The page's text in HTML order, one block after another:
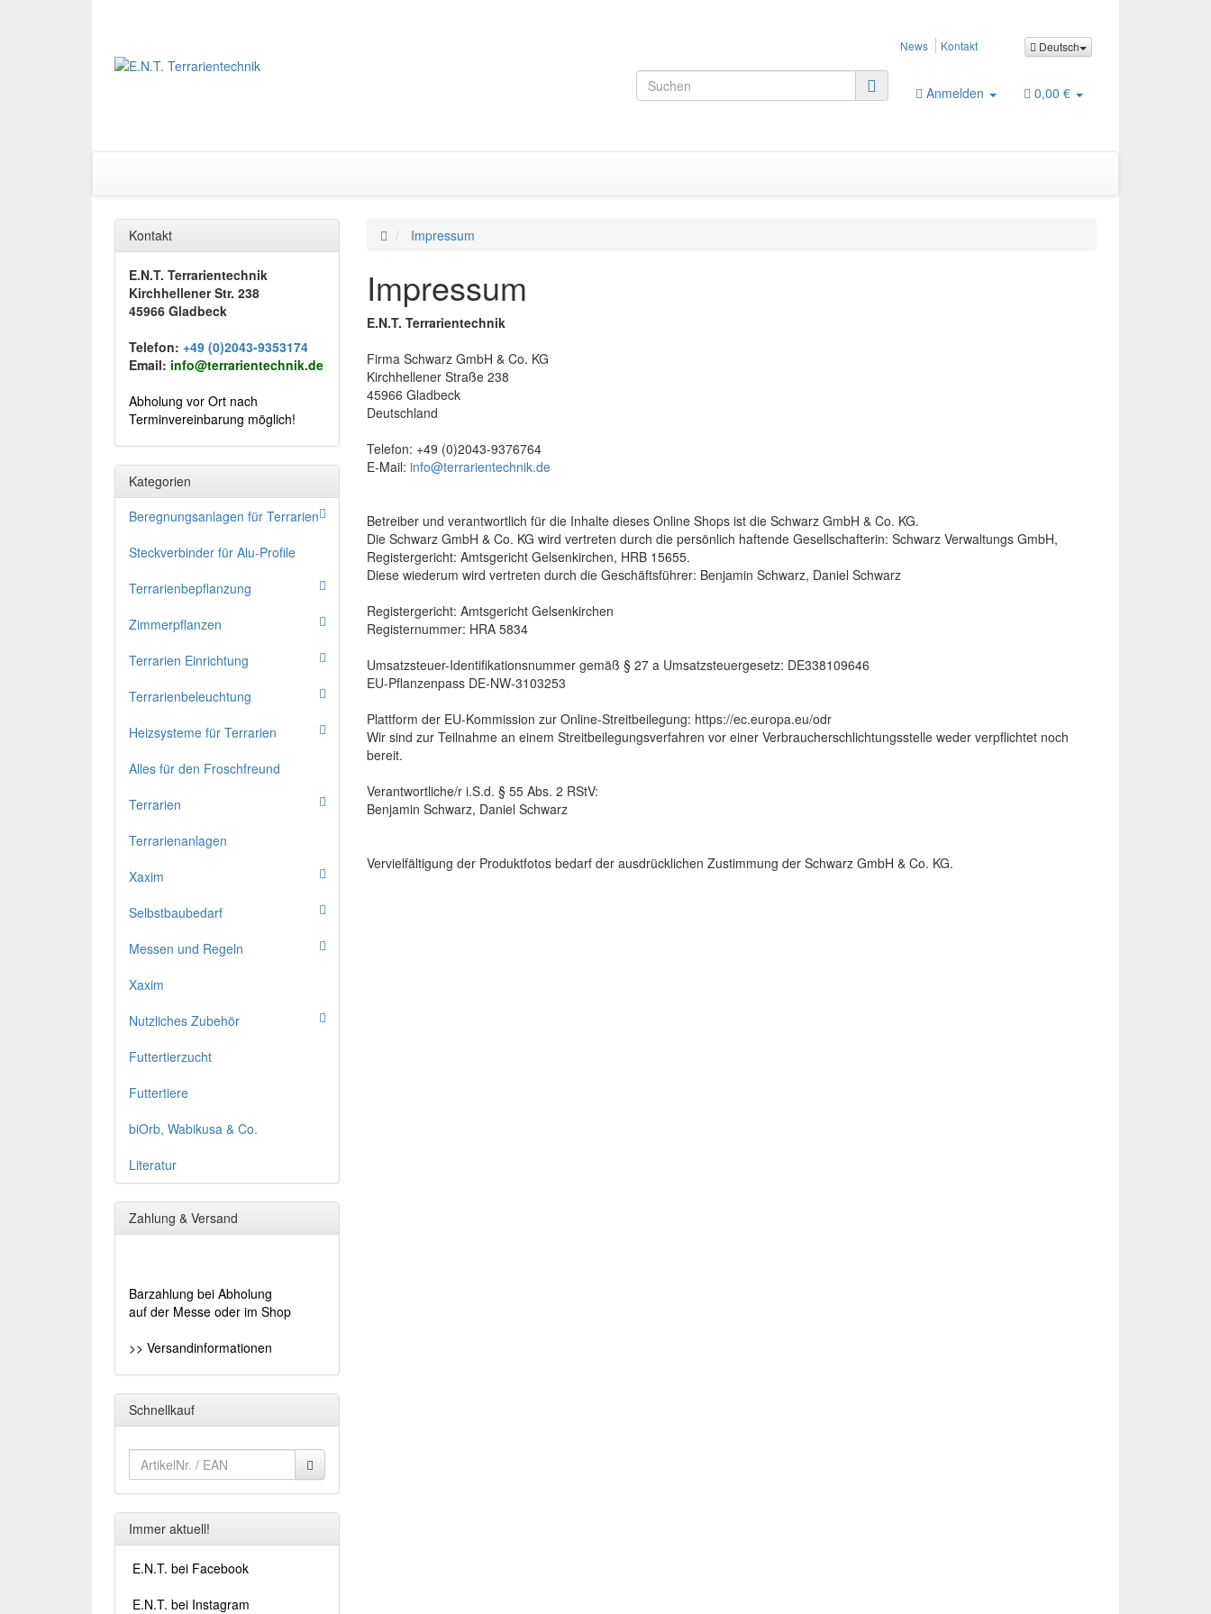
Deutsch
News Kontakt
Anmelden 0,00 €
Impressum
Impressum
E.N.T. Terrarientechnik
Firma Schwarz GmbH & Co. KG
Kirchhellener Straße 238
45966 Gladbeck
Deutschland
Telefon: +49 (0)2043-9376764
E-Mail: info@terrarientechnik.de
Betreiber und verantwortlich für die Inhalte dieses Online Shops ist die Schwarz GmbH & Co. KG.
Die Schwarz GmbH & Co. KG wird vertreten durch die persönlich haftende Gesellschafterin: Schwarz Verwaltungs GmbH,
Registergericht: Amtsgericht Gelsenkirchen, HRB 15655.
Diese wiederum wird vertreten durch die Geschäftsführer: Benjamin Schwarz, Daniel Schwarz
Registergericht: Amtsgericht Gelsenkirchen
Registernummer: HRA 5834
Umsatzsteuer-Identifikationsnummer gemäß § 27 a Umsatzsteuergesetz: DE338109646
EU-Pflanzenpass DE-NW-3103253
Plattform der EU-Kommission zur Online-Streitbeilegung: https://ec.europa.eu/odr
Wir sind zur Teilnahme an einem Streitbeilegungsverfahren vor einer Verbraucherschlichtungsstelle weder verpflichtet noch
bereit.
Verantwortliche/r i.S.d. § 55 Abs. 2 RStV:
Benjamin Schwarz, Daniel Schwarz
Vervielfältigung der Produktfotos bedarf der ausdrücklichen Zustimmung der Schwarz GmbH & Co. KG.
Kontakt
E.N.T. Terrarientechnik
Kirchhellener Str. 238
45966 Gladbeck
Telefon: +49 (0)2043-9353174
Email: info@terrarientechnik.de
Abholung vor Ort nach
Terminvereinbarung möglich!
Kategorien
Beregnungsanlagen für Terrarien
Steckverbinder für Alu-Profile
Terrarienbepflanzung
Zimmerpflanzen
Terrarien Einrichtung
Terrarienbeleuchtung
Heizsysteme für Terrarien
Alles für den Froschfreund
Terrarien
Terrarienanlagen
Xaxim
Selbstbaubedarf
Messen und Regeln
Xaxim
Nutzliches Zubehör
Futtertierzucht
Futtertiere
biOrb, Wabikusa & Co.
Literatur
Zahlung & Versand
Barzahlung bei Abholung
auf der Messe oder im Shop
>> Versandinformationen
Schnellkauf
Immer aktuell!
E.N.T. bei Facebook
E.N.T. bei Instagram